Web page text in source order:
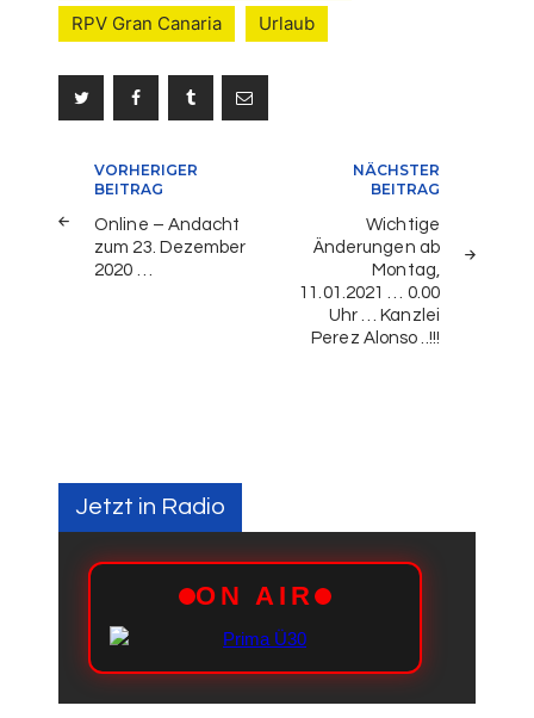
RPV Gran Canaria
Urlaub
Beitragsnavigation
VORHERIGER
BEITRAG
Online – Andacht
zum 23. Dezember
2020 …
NÄCHSTER
BEITRAG
Wichtige
Änderungen ab
Montag,
11.01.2021 … 0.00
Uhr … Kanzlei
Perez Alonso ..!!!
Jetzt in Radio